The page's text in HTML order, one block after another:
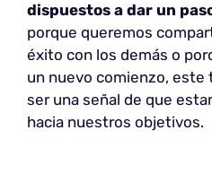
dispuestos a dar un
porque queremos
éxito con los demás o
un nuevo comienzo, este
ser una señal de que
hacia nuestros objetivos.